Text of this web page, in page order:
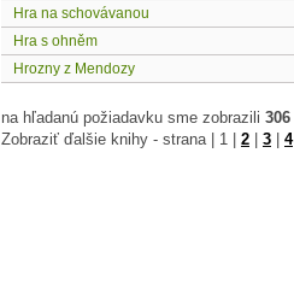
Hra na schovávanou
Hra s ohněm
Hrozny z Mendozy
na hľadanú požiadavku sme zobrazili
Zobraziť ďalšie knihy - strana | 1 2 3 4